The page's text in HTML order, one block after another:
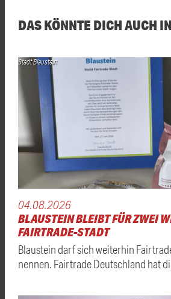
DAS KÖNNTE DICH AUCH
Stadt Blaustein
04.08.2026
BLAUSTEIN BLEIBT FÜR ZWEI
FAIRTRADE-STADT
Blaustein darf sich weiterhin
nennen. Fairtrade Deutschland hat